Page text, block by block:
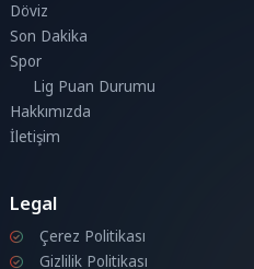
Döviz
Son Dakika
Spor
Lig Puan Durumu
Hakkımızda
İletişim
Legal
Çerez Politikası
Gizlilik Politikası